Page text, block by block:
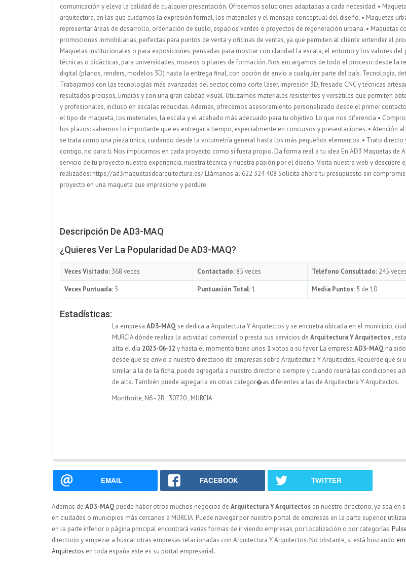
comunicación y eleva la calidad de cualquier presentación. Ofrecemos soluciones adaptadas a cada necesidad: •
arquitectura, en las que cuidamos la expresión formal, los materiales y el mensaje conceptual del diseño. • Maquetas
representar áreas de desarrollo, ordenación de suelo, espacios verdes o proyectos de regeneración urbana. • Maquetas
promociones inmobiliarias, perfectas para puntos de venta y oficinas de ventas, ya que permiten al cliente entender el
Maquetas institucionales o para exposiciones, pensadas para mostrar con claridad la escala, el entorno y los valores del
técnicas o didácticas, para universidades, museos o planes de formación. Nos encargamos de todo el proceso: desde la
digital (planos, renders, modelos 3D) hasta la entrega final, con opción de envío a cualquier parte del país. Tecnología,
Trabajamos con las tecnologías más avanzadas del sector, como corte láser, impresión 3D, fresado CNC y técnicas
resultados precisos, limpios y con una gran calidad visual. Utilizamos materiales resistentes y versátiles que permiten
y profesionales, incluso en escalas reducidas. Además, ofrecemos asesoramiento personalizado desde el primer
el tipo de maqueta, los materiales, la escala y el acabado más adecuado para tu objetivo. Lo que nos diferencia •
los plazos: sabemos lo importante que es entregar a tiempo, especialmente en concursos y presentaciones. • Atención
se trata como una pieza única, cuidando desde la volumetría general hasta los más pequeños elementos. • Trato directo
contigo, no para ti. Nos implicamos en cada proyecto como si fuera propio. Da forma real a tu idea En AD3 Maquetas de
servicio de tu proyecto nuestra experiencia, nuestra técnica y nuestra pasión por el diseño. Visita nuestra web y descubre
realizados: https://ad3maquetasdearquitectura.es/ Llámanos al 622 324 408 Solicita ahora tu presupuesto sin
proyecto en una maqueta que impresione y perdure.
Descripción De AD3-MAQ
¿Quieres Ver La Popularidad De AD3-MAQ?
Veces Visitado: 368 veces Contactado: 85 veces Teléfono Consultado: 245 veces
Veces Puntuada: 5 Puntuación Total:1 Media Puntos: 5 de 10
Estadísticas:
La empresa AD3-MAQ se dedica a Arquitectura Y Arquitectos y se encuetra ubicada en el municipio,
MURCIA dónde realiza la actividad comercial o presta sus servicios de Arquitectura Y Arquitectos,
alta el día 2025-06-12 y hasta el momento tiene unos 1 votos a su favor. La empresa AD3-MAQ ha
desde que se envio a nuestro directorio de empresas sobre Arquitectura Y Arquitectos. Recuerde que si
similar a la de la ficha, puede agregarla a nuestro directorio siempre y cuando reuna las condiciones
de alta. También puede agregarla en otras categor�as diferentes a las de Arquitectura Y Arquitectos.
Monflorite, N6 - 2B , 30720, MURCIA
EMAIL FACEBOOK TWITTER
Ademas de AD3-MAQ puede haber otros muchos negocios de Arquitectura Y Arquitectos en nuestro directorio, ya sea en
en ciudades o municipios más cercanos a MURCIA. Puede navegar por nuestro portal de empresas en la parte superior,
en la parte inferior o página principal encontrará varias formas de ir viendo empresas, por localización o por categorías.
directorio y empezar a buscar otras empresas relacionadas con Arquitectura Y Arquitectos. No obstante, si está buscando
Arquitectos en toda españa este es su portal empresarial.